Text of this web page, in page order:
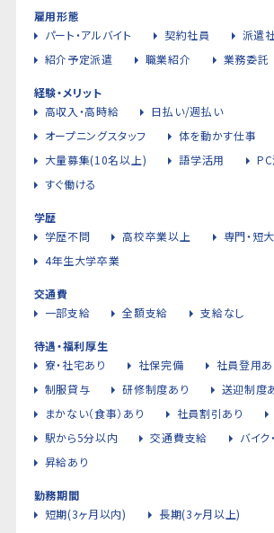
雇用形態
パート・アルバイト
契約社員
派遣
紹介予定派遣
職業紹介 業務委託
経験・メリット
高収入・高時給
日払い/週払い
オープニングスタッフ
体を動かす仕事
大量募集(10名以上)
語学活用
すぐ働ける
学歴
学歴不問
高校卒業以上
専門・短
4年生大学卒業
交通費
一部支給
全額支給 支給なし
待遇・福利厚生
寮・社宅あり
社保完備
社員登用あ
制服貸与
研修制度あり
送迎制度
まかない（食事）あり
社員割引あり
駅から5分以内
交通費支給
バイク
昇給あり
勤務期間
短期(3ヶ月以内)
長期(3ヶ月以上)